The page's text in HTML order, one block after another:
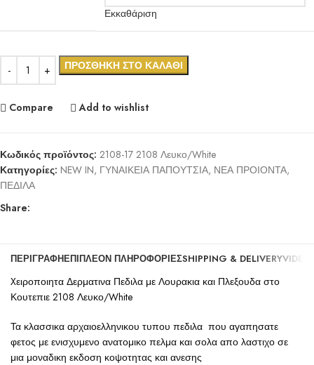
Εκκαθάριση
ΠΡΟΣΘΉΚΗ ΣΤΟ ΚΑΛΆΘΙ
Compare Add to wishlist
Κωδικός προϊόντος: 2108-17 2108 Λευκο/White
Κατηγορίες: NEW IN, ΓΥΝΑΙΚΕΙΑ ΠΑΠΟΥΤΣΙΑ, ΝΕΑ ΠΡΟΙΟΝΤΑ,
ΠΕΔΙΛΑ
Share:
ΠΕΡΙΓΡΑΦΉΕΠΙΠΛΈΟΝ ΠΛΗΡΟΦΟΡΊΕΣSHIPPING & DELIVERYVIDEO
Xειροποιητα Δερματινα Πεδιλα με Λουρακια και Πλεξουδα στο
Κουτεπιε 2108 Λευκο/White
Τα κλασσικα αρχαιοελληνικου τυπου πεδιλα που αγαπησατε
φετος με ενισχυμενο ανατομικο πελμα και σολα απο λαστιχο σε
μια μοναδικη εκδοση κοψοτητας και ανεσης